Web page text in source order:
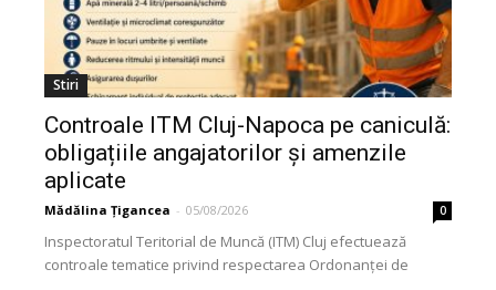
Stiri
Controale ITM Cluj-Napoca pe caniculă:
obligațiile angajatorilor și amenzile
aplicate
Mădălina Țigancea - 05/08/2026 0
Inspectoratul Teritorial de Muncă (ITM) Cluj efectuează
controale tematice privind respectarea Ordonanței de